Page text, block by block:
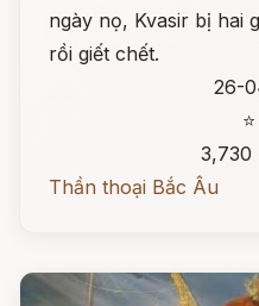
ngày nọ, Kvasir bị hai
rồi giết chết.
26-
3,730
Thần thoại Bắc Âu